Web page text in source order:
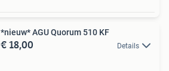
*nieuw* AGU Quorum 510 KF
€ 18,00 Details